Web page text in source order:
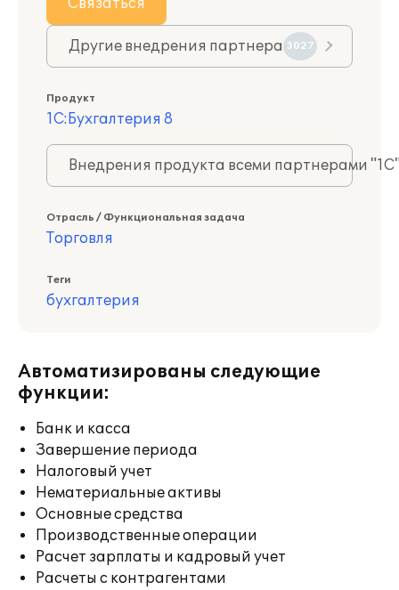
Связаться
Другие внедрения партнера 3027
Продукт
1С:Бухгалтерия 8
Внедрения продукта всеми партнерами
Отрасль / Функциональная задача
Торговля
Теги
бухгалтерия
Автоматизированы следующие
функции:
Банк и касса
Завершение периода
Налоговый учет
Нематериальные активы
Основные средства
Производственные операции
Расчет зарплаты и кадровый учет
Расчеты с контрагентами